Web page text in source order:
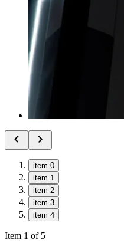
item 0
item 1
item 2
item 3
item 4
Item 1 of 5